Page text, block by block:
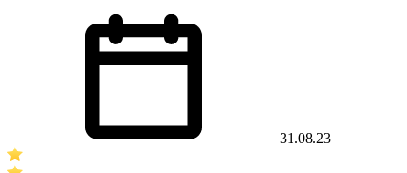
31.08.23